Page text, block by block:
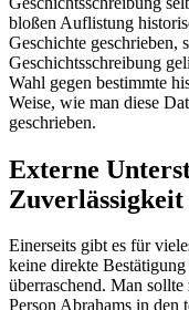
bloßen Auflistung
Geschichte geschrieben,
Geschichtsschreibung
Wahl gegen bestimmte
Weise, wie man diese
geschrieben.
Externe
Zuverlässigkeit
Einerseits gibt es für
keine direkte
überraschend. Man
Person Abrahams in den